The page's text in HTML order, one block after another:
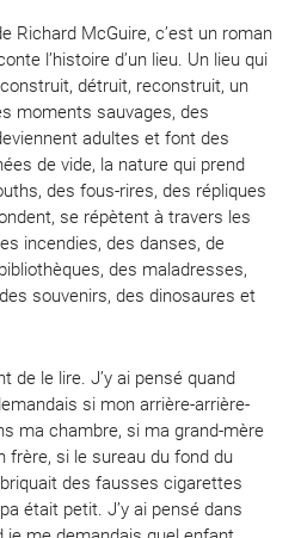
Richard McGuire, c’est un roman
l’histoire d’un lieu. Un lieu qui
détruit, reconstruit, un
moments sauvages, des
adultes et font des
de vide, la nature qui prend
des fous-rires, des répliques
se répètent à travers les
incendies, des danses, de
des maladresses,
souvenirs, des dinosaures et
de le lire. J’y ai pensé quand
si mon arrière-arrière-
ma chambre, si ma grand-mère
frère, si le sureau du fond du
des fausses cigarettes
était petit. J’y ai pensé dans